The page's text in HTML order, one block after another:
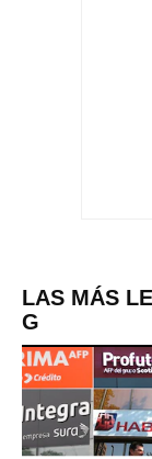
LAS MÁS
G